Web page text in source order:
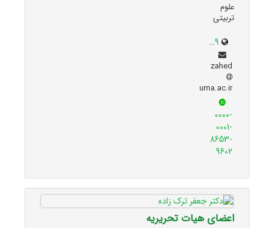
علوم
تربیتی
academics.uma.ac.ir/profiles?id=559
zahed
uma.ac.ir
0000-
0001-
8653-
9602
اعضای هیات تحریریه